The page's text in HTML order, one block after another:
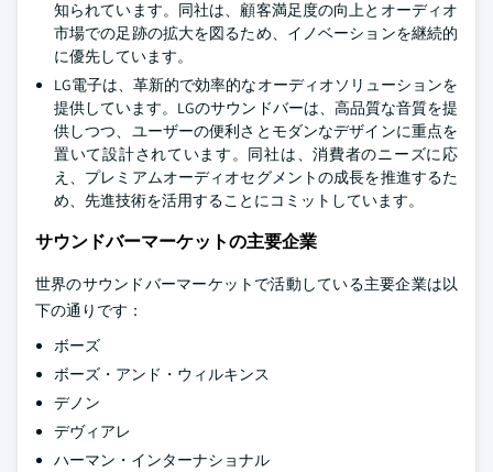
知られています。同社は、顧客満足度の向上とオーディオ
市場での足跡の拡大を図るため、イノベーションを継続的
に優先しています。
LG電子は、革新的で効率的なオーディオソリューションを
提供しています。LGのサウンドバーは、高品質な音質を提
供しつつ、ユーザーの便利さとモダンなデザインに重点を
置いて設計されています。同社は、消費者のニーズに応
え、プレミアムオーディオセグメントの成長を推進するた
め、先進技術を活用することにコミットしています。
サウンドバーマーケットの主要企業
世界のサウンドバーマーケットで活動している主要企業は以
下の通りです：
ボーズ
ボーズ・アンド・ウィルキンス
デノン
デヴィアレ
ハーマン・インターナショナル